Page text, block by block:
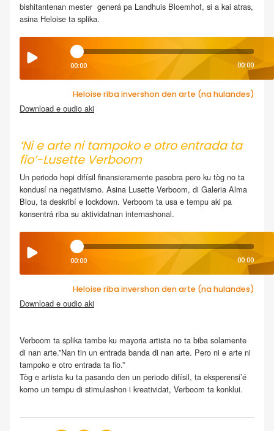
bishitantenan mester generá pa Landhuis Bloemhof, si a kai atras,
asina Heloise ta splika.
00:00 00:00
Heloise riba invershon den arte (na hulandes)
Download e oudio aki
‘Ni e arte ni tampoko e otro entrada ta
fio’-Lusette Verboom
Un periodo hopi difísil finansieramente pasobra pero ku tòg no ta
kondusí na negativismo. Asina Lusette Verboom, di Galeria Alma
Blou, ta deskribí e lockdown. Verboom ta usa e tempu aki pa
konsentrá riba su aktividatnan internashonal.
00:00 00:00
Heloise riba invershon den arte (na hulandes)
Download e oudio aki
Verboom ta splika tambe ku mayoria artista no ta biba solamente
di nan arte.”Nan tin un entrada banda di nan arte. Pero ni e arte ni
tampoko e otro entrada ta fio.”
Tòg e artista ku ta pasando den un periodo difísil, ta eksperensi’é
komo un tempu di stimulashon i kreatividat, Verboom ta konklui.